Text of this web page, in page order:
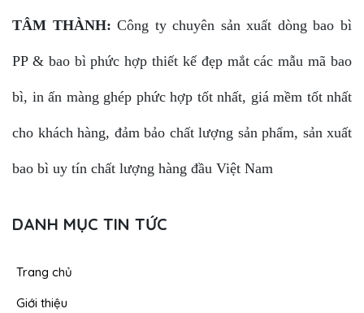
TÂM THÀNH: Công ty chuyên sản xuất dòng bao bì
PP & bao bì phức hợp thiết kế đẹp mắt các mẫu mã bao
bì, in ấn màng ghép phức hợp tốt nhất, giá mềm tốt nhất
cho khách hàng, đảm bảo chất lượng sản phẩm, sản xuất
bao bì uy tín chất lượng hàng đầu Việt Nam
DANH MỤC TIN TỨC
Trang chủ
Giới thiệu